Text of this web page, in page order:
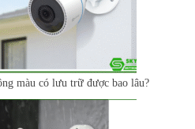
màu có lưu trữ được bao lâu?